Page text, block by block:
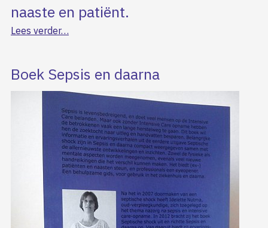
naaste en patiënt.
Lees verder…
Boek Sepsis en daarna